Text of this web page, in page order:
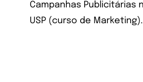
Campanhas Publicitárias
USP (curso de Marketing).